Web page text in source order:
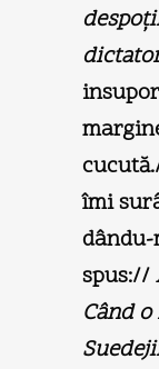
îmi
spus://
Când